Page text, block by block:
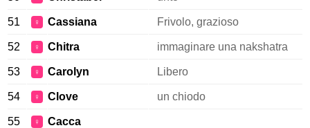
51 ♀ Cassiana Frivolo, grazioso
52 ♀ Chitra immaginare una nakshatra
53 ♀ Carolyn Libero
54 ♀ Clove un chiodo
55 ♀ Cacca